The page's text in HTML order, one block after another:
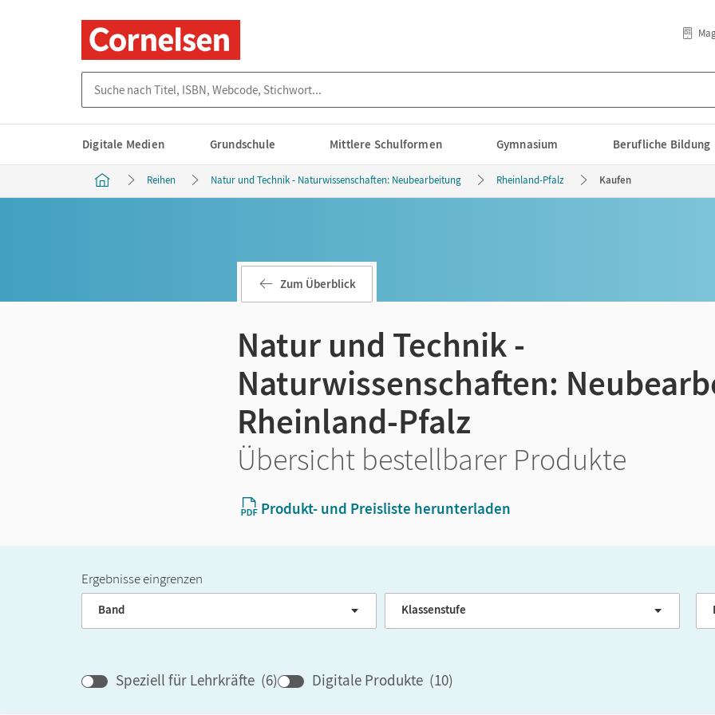
Digitale Medien Grundschule Mittlere Schulformen Gymnasium Berufliche Bildung
Reihen Natur und Technik - Naturwissenschaften: Neubearbeitung Rheinland-Pfalz Kaufen
Zum Überblick
Natur und Technik -
Naturwissenschaften:
Rheinland-Pfalz
Übersicht bestellbarer Produkte
Produkt- und Preisliste herunterladen
Ergebnisse eingrenzen
Band Klassenstufe
Speziell für Lehrkräfte (6) Digitale Produkte (10)